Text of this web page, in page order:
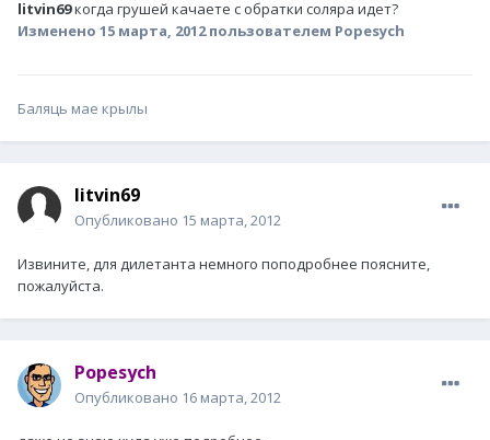
litvin69когда грушей качаете с обратки соляра идет?
Изменено 15 марта, 2012пользователем Popesych
Баляць мае крылы
litvin69
Опубликовано 15 марта, 2012
Извините, для дилетанта немного поподробнее поясните,
пожалуйста.
Popesych
Опубликовано 16 марта, 2012